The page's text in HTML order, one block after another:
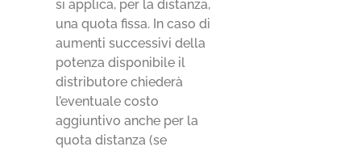
si applica, per la distanza,
una quota fissa. In caso di
aumenti successivi della
potenza disponibile il
distributore chiederà
l’eventuale costo
aggiuntivo anche per la
quota distanza (se